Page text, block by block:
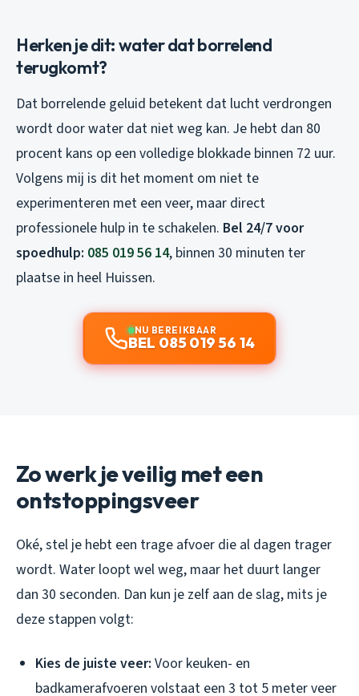
Herken je dit: water dat borrelend
terugkomt?
Dat borrelende geluid betekent dat lucht verdrongen
wordt door water dat niet weg kan. Je hebt dan 80
procent kans op een volledige blokkade binnen 72 uur.
Volgens mij is dit het moment om niet te
experimenteren met een veer, maar direct
professionele hulp in te schakelen. Bel 24/7 voor
spoedhulp: 085 019 56 14, binnen 30 minuten ter
plaatse in heel Huissen.
NU BEREIKBAAR
BEL 085 019 56 14
Zo werk je veilig met een
ontstoppingsveer
Oké, stel je hebt een trage afvoer die al dagen trager
wordt. Water loopt wel weg, maar het duurt langer
dan 30 seconden. Dan kun je zelf aan de slag, mits je
deze stappen volgt:
Kies de juiste veer: Voor keuken- en
badkamerafvoeren volstaat een 3 tot 5 meter veer